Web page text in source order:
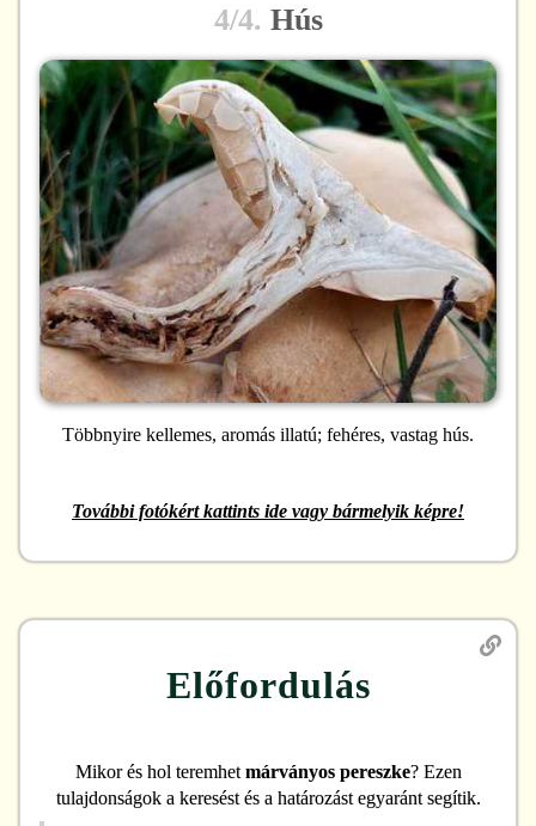
4/4. Hús
Többnyire kellemes, aromás illatú; fehéres, vastag hús.
További fotókért kattints ide vagy bármelyik képre!
Előfordulás
Mikor és hol teremhet márványos pereszke? Ezen
tulajdonságok a keresést és a határozást egyaránt segítik.